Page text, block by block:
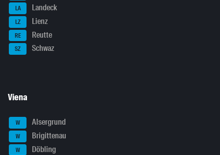
LA Landeck
LZ Lienz
RE Reutte
SZ Schwaz
Viena
W Alsergrund
W Brigittenau
W Döbling